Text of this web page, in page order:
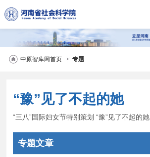
中原智库网首页 专题
“豫”见了不起的她
“三八”国际妇女节特别策划 “豫”见了不起的她
专题文章